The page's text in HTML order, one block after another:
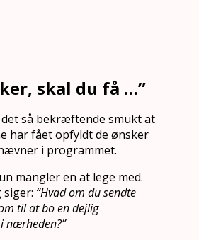
skal du få …”
så bekræftende smukt at
har fået opfyldt de ønsker
i programmet.
mangler en at lege med.
siger: “Hvad om du sendte
til at bo en dejlig
nærheden?”